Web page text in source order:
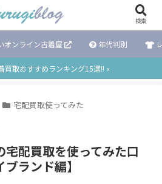
オンライン古着屋 年代判別
買取おすすめランキング15選!! «
宅配買取使ってみた
宅配買取を使ってみた口
ランド編】
検索